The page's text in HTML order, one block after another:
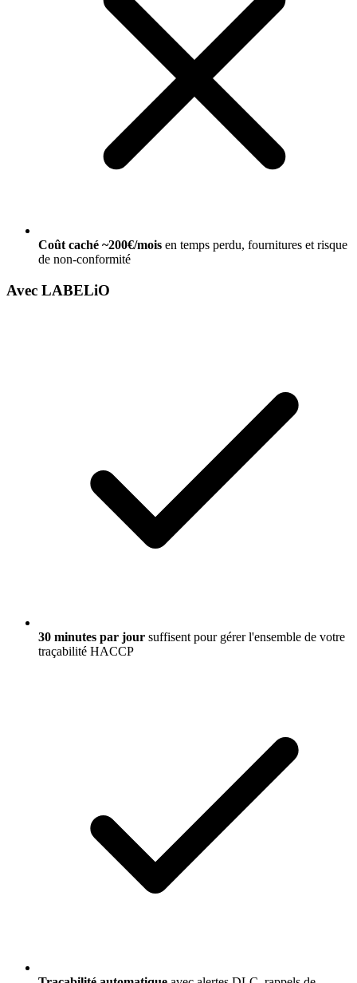
Coût caché ~200€/mois en temps perdu, fournitures et risque
de non-conformité
Avec LABELiO
30 minutes par jour suffisent pour gérer l'ensemble de votre
traçabilité HACCP